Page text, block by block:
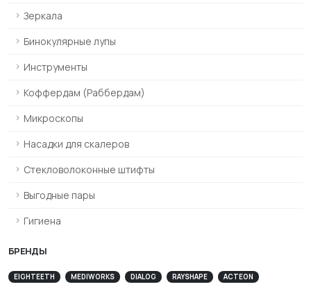
Зеркала
Бинокулярные лупы
Инструменты
Коффердам (Раббердам)
Микроскопы
Насадки для скалеров
Стекловолоконные штифты
Выгодные пары
Гигиена
БРЕНДЫ
EIGHTEETH MEDIWORKS DIALOG RAYSHAPE
ACTEON